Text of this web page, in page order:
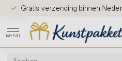
Gratis verzending binnen
MENU